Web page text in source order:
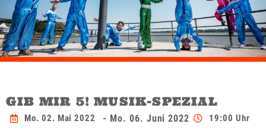
GIB MIR 5! MUSIK-SPEZIAL
Mo. 02. Mai 2022 - Mo. 06. Juni 2022
19:00 Uhr